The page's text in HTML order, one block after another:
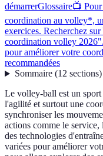
démarrerGlossaire📺
coordination au volley*,
exercices. Recherchez
coordination volley 2026".
pour améliorer votre
recommandées
Sommaire(12 sections)
Le volley-ball est un sport
l'agilité et surtout une
synchroniser les
actions comme le service,
des technologies
variées pour améliorer